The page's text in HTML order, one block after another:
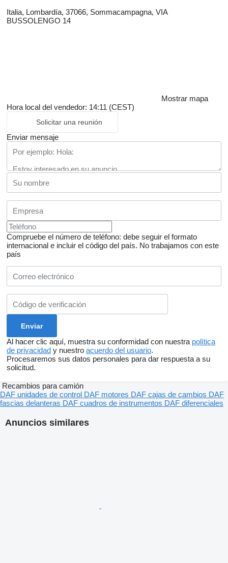
Italia, Lombardía, 37066, Sommacampagna, VIA
BUSSOLENGO 14
Mostrar mapa
Hora local del vendedor: 14:11 (CEST)
Solicitar una reunión
Enviar mensaje
Compruebe el número de teléfono: debe seguir el formato
internacional e incluir el código del país. No trabajamos con este
país
Al hacer clic aquí, muestra su conformidad con nuestra política
de privacidad y nuestro acuerdo del usuario.
Procesaremos sus datos personales para dar respuesta a su
solicitud.
Anuncios similares
Recambios para camión
DAF unidades de control DAF motores DAF cajas de cambios DAF
fascias delanteras DAF cuadros de instrumentos DAF diferenciales